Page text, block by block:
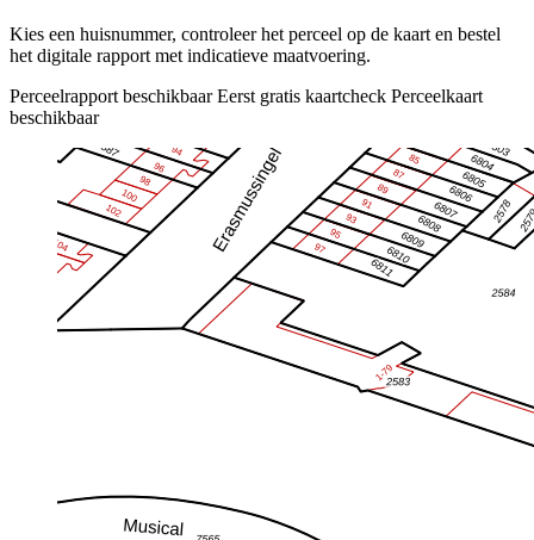
Kies een huisnummer, controleer het perceel op de kaart en bestel
het digitale rapport met indicatieve maatvoering.
Perceelrapport beschikbaar Eerst gratis kaartcheck Perceelkaart
beschikbaar